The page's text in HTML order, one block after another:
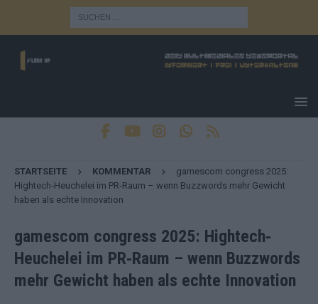
STARTSEITE KOMMENTAR
gamescom congress 2025:
Hightech‐Heuchelei im PR‐Raum – wenn Buzzwords mehr Gewicht
haben als echte Innovation
gamescom congress 2025: Hightech‐
Heuchelei im PR‐Raum – wenn Buzzwords
mehr Gewicht haben als echte Innovation